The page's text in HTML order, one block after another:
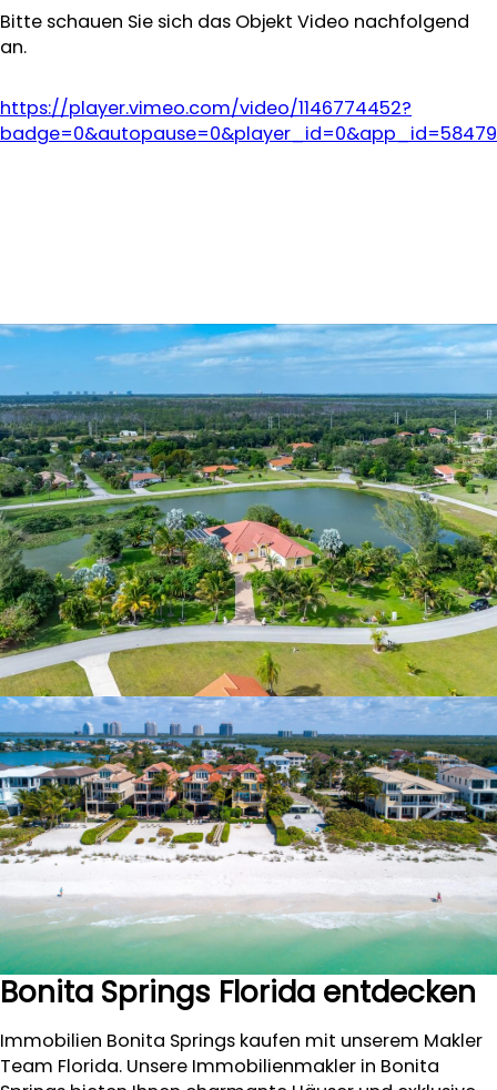
Bitte schauen Sie sich das Objekt Video nachfolgend
an.
https://player.vimeo.com/video/1146774452?
badge=0&autopause=0&player_id=0&app_id=58479
Bonita Springs Florida entdecken
Immobilien Bonita Springs kaufen mit unserem Makler
Team Florida. Unsere Immobilienmakler in Bonita